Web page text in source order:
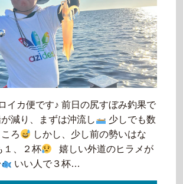
イカ便です♪ 前日の尻すぼみ釣果で
減り、まずは沖流し
少しでも数
ろ
しかし、少し前の勢いはな
１、２杯
嬉しい外道のヒラメが
いい人で３杯…